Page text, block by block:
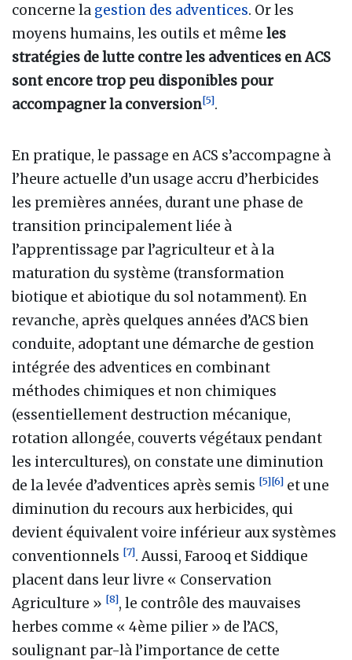
concerne la gestion des adventices. Or les
moyens humains, les outils et même les
stratégies de lutte contre les adventices en ACS
sont encore trop peu disponibles pour
accompagner la conversion[5].
En pratique, le passage en ACS s’accompagne à
l’heure actuelle d’un usage accru d’herbicides
les premières années, durant une phase de
transition principalement liée à
l’apprentissage par l’agriculteur et à la
maturation du système (transformation
biotique et abiotique du sol notamment). En
revanche, après quelques années d’ACS bien
conduite, adoptant une démarche de gestion
intégrée des adventices en combinant
méthodes chimiques et non chimiques
(essentiellement destruction mécanique,
rotation allongée, couverts végétaux pendant
les intercultures), on constate une diminution
de la levée d’adventices après semis [5][6] et une
diminution du recours aux herbicides, qui
devient équivalent voire inférieur aux systèmes
conventionnels [7]. Aussi, Farooq et Siddique
placent dans leur livre « Conservation
Agriculture » [8], le contrôle des mauvaises
herbes comme « 4ème pilier » de l’ACS,
soulignant par-là l’importance de cette